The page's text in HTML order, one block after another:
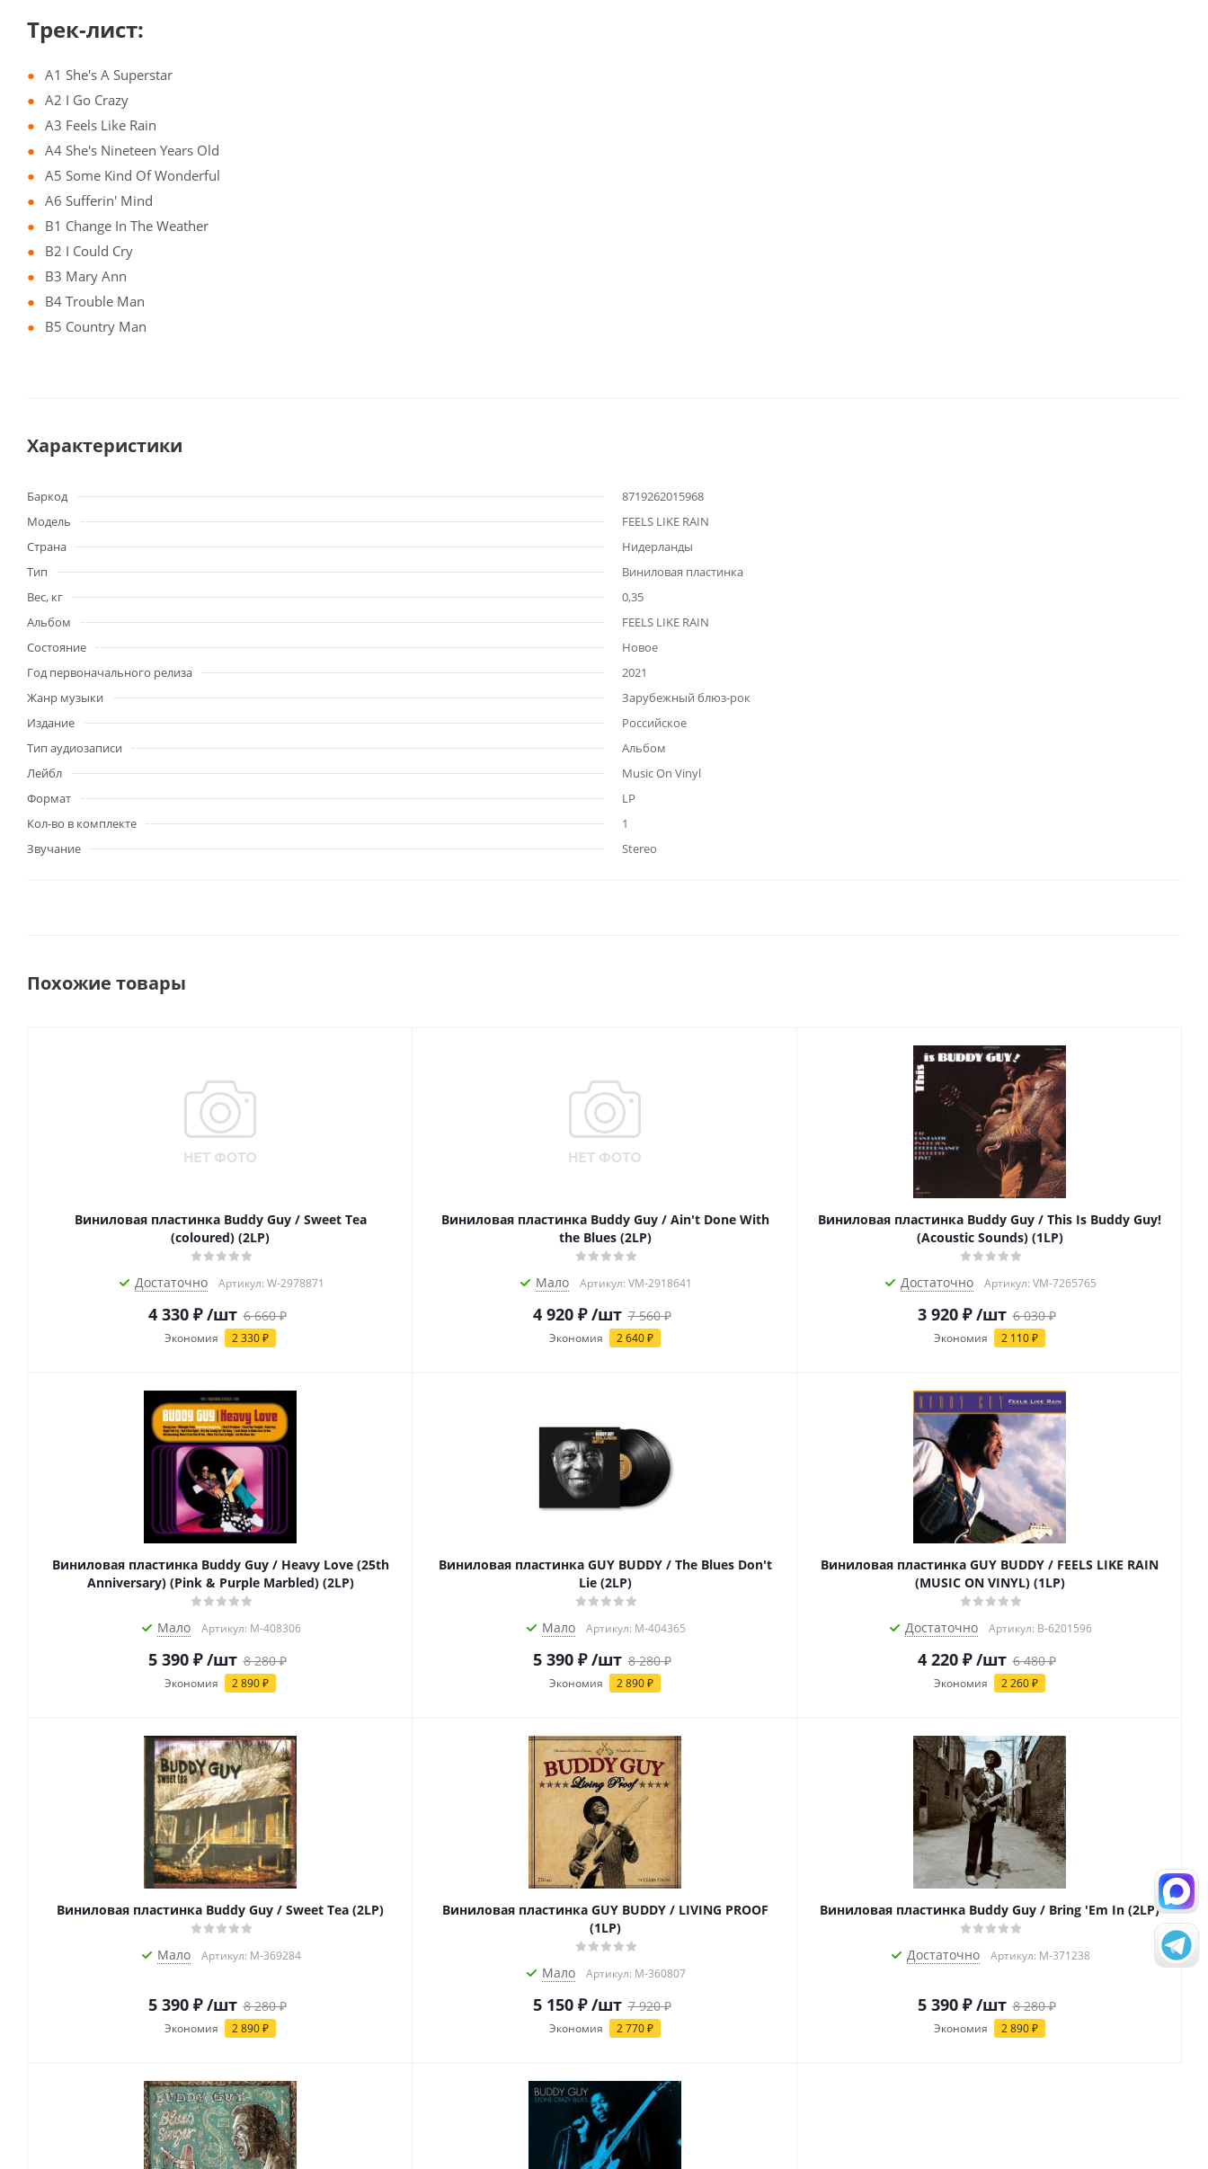
Трек-лист:
A1 She's A Superstar
A2 I Go Crazy
A3 Feels Like Rain
A4 She's Nineteen Years Old
A5 Some Kind Of Wonderful
A6 Sufferin' Mind
B1 Change In The Weather
B2 I Could Cry
B3 Mary Ann
B4 Trouble Man
B5 Country Man
Характеристики
Баркод
8719262015968
Модель
FEELS LIKE RAIN
Страна
Нидерланды
Тип
Виниловая пластинка
Вес, кг
0,35
Альбом
FEELS LIKE RAIN
Состояние
Новое
Год первоначального релиза
2021
Жанр музыки
Зарубежный блюз-рок
Издание
Российское
Тип аудиозаписи
Альбом
Лейбл
Music On Vinyl
Формат
LP
Кол-во в комплекте
1
Звучание
Stereo
Похожие товары
Виниловая пластинка Buddy Guy / Sweet Tea
(coloured) (2LP)
Достаточно Артикул: W-2978871
4 330₽ /шт 6 660₽
Экономия 2 330₽
Виниловая пластинка Buddy Guy / Ain't Done With
the Blues (2LP)
Мало Артикул: VM-2918641
4 920₽ /шт 7 560₽
Экономия 2 640₽
Виниловая пластинка Buddy Guy / This Is Buddy Guy!
(Acoustic Sounds) (1LP)
Достаточно Артикул: VM-7265765
3 920₽ /шт 6 030₽
Экономия 2 110₽
Виниловая пластинка Buddy Guy / Heavy Love (25th
Anniversary) (Pink & Purple Marbled) (2LP)
Мало Артикул: M-408306
5 390₽ /шт 8 280₽
Экономия 2 890₽
Виниловая пластинка GUY BUDDY / The Blues Don't
Lie (2LP)
Мало Артикул: M-404365
5 390₽ /шт 8 280₽
Экономия 2 890₽
Виниловая пластинка GUY BUDDY / FEELS LIKE RAIN
(MUSIC ON VINYL) (1LP)
Достаточно Артикул: B-6201596
4 220₽ /шт 6 480₽
Экономия 2 260₽
Виниловая пластинка Buddy Guy / Sweet Tea (2LP)
Мало Артикул: M-369284
5 390₽ /шт 8 280₽
Экономия 2 890₽
Виниловая пластинка GUY BUDDY / LIVING PROOF
(1LP)
Мало Артикул: M-360807
5 150₽ /шт 7 920₽
Экономия 2 770₽
Виниловая пластинка Buddy Guy / Bring 'Em In (2LP)
Достаточно Артикул: M-371238
5 390₽ /шт 8 280₽
Экономия 2 890₽